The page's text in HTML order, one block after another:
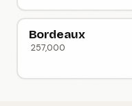
Bordeaux
257,000